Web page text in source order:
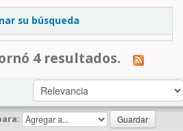
su búsqueda
4 resultados.